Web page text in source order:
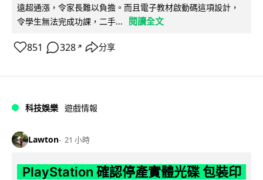
遠超通漲，令家長難以負擔。而且電子教材啟動碼這項設計，
令學生無法完成功課，二手...
閱讀全文
851 328 ↗ 分享
科技娛樂 遊戲情報
Lawton 21 小時
PlayStation 確認停產實體光碟 包裝印